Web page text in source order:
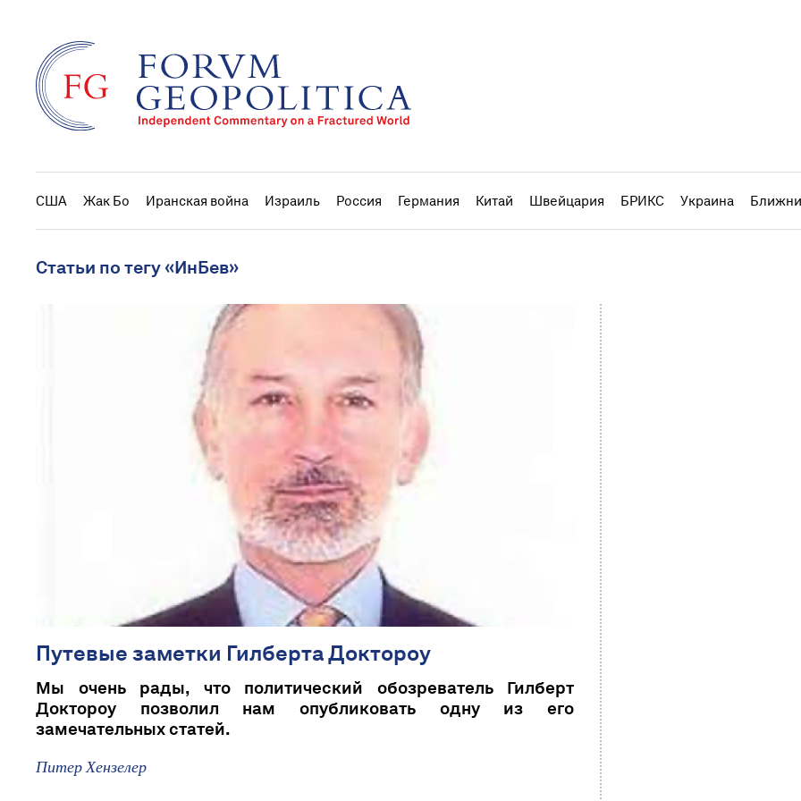
США Жак Бо Иранская война Израиль Россия Германия Китай Швейцария БРИКС Украина
Статьи по тегу «ИнБев»
Путевые заметки Гилберта Доктороу
Мы очень рады, что политический обозреватель Гилберт
Доктороу позволил нам опубликовать одну из его
замечательных статей.
Питер Хензелер